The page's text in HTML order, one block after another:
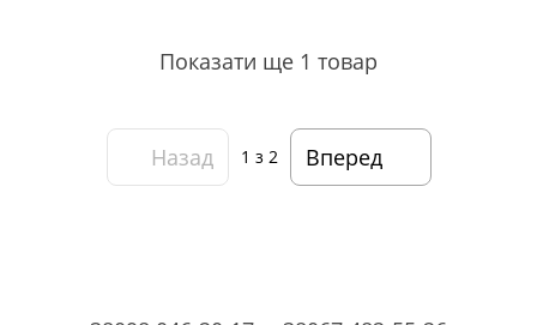
Показати ще 1 товар
Назад 1 з 2 Вперед